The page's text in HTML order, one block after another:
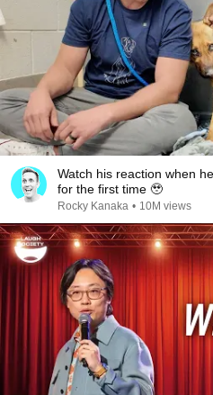
Watch his reaction when
for the first time 🥹
Rocky Kanaka • 10M views